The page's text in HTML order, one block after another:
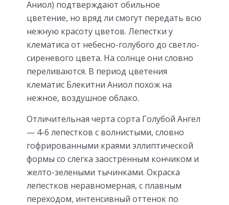
Аниол) подтверждают обильное
цветение, но вряд ли смогут передать всю
нежную красоту цветов. Лепестки у
клематиса от небесно-голубого до светло-
сиреневого цвета. На солнце они словно
переливаются. В период цветения
клематис Блекитни Аниол похож на
нежное, воздушное облако.
Отличительная черта сорта Голубой Ангел
— 4-6 лепестков с волнистыми, словно
гофрированными краями эллиптической
формы со слегка заостренным кончиком и
желто-зелеными тычинками. Окраска
лепестков неравномерная, с плавным
переходом, интенсивный оттенок по